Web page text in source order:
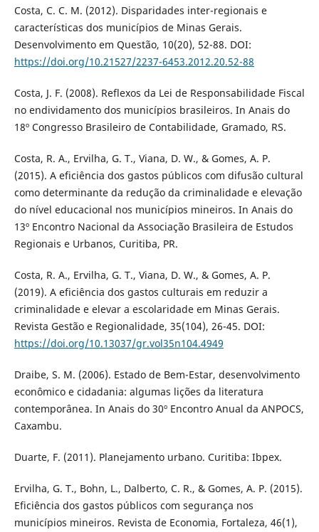
Costa, C. C. M. (2012). Disparidades inter-regionais e
características dos municípios de Minas Gerais.
Desenvolvimento em Questão, 10(20), 52-88. DOI:
https://doi.org/10.21527/2237-6453.2012.20.52-88
Costa, J. F. (2008). Reflexos da Lei de Responsabilidade Fiscal
no endividamento dos municípios brasileiros. In Anais do
18º Congresso Brasileiro de Contabilidade, Gramado, RS.
Costa, R. A., Ervilha, G. T., Viana, D. W., & Gomes, A. P.
(2015). A eficiência dos gastos públicos com difusão cultural
como determinante da redução da criminalidade e elevação
do nível educacional nos municípios mineiros. In Anais do
13º Encontro Nacional da Associação Brasileira de Estudos
Regionais e Urbanos, Curitiba, PR.
Costa, R. A., Ervilha, G. T., Viana, D. W., & Gomes, A. P.
(2019). A eficiência dos gastos culturais em reduzir a
criminalidade e elevar a escolaridade em Minas Gerais.
Revista Gestão e Regionalidade, 35(104), 26-45. DOI:
https://doi.org/10.13037/gr.vol35n104.4949
Draibe, S. M. (2006). Estado de Bem-Estar, desenvolvimento
econômico e cidadania: algumas lições da literatura
contemporânea. In Anais do 30º Encontro Anual da ANPOCS,
Caxambu.
Duarte, F. (2011). Planejamento urbano. Curitiba: Ibpex.
Ervilha, G. T., Bohn, L., Dalberto, C. R., & Gomes, A. P. (2015).
Eficiência dos gastos públicos com segurança nos
municípios mineiros. Revista de Economia, Fortaleza, 46(1),